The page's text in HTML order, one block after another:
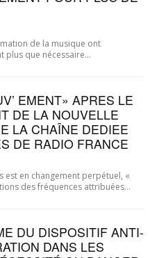
de la musique ont
plus que nécessaire…
EMENT» APRES LE
DE LA NOUVELLE
LA CHAÎNE DEDIEE
DE RADIO FRANCE
en changement perpétuel, «
des fréquences attribuées…
DU DISPOSITIF ANTI-
DANS LES